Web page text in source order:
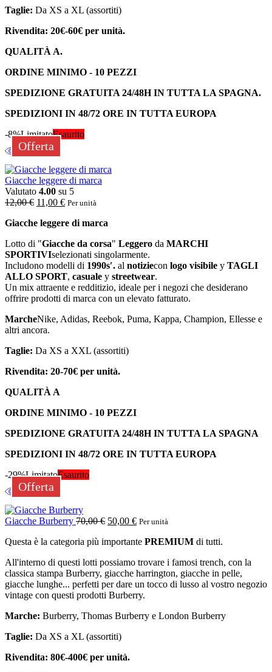
Taglie: Da XS a XL (assortiti)
Rivendita: 20€-60€ per unità.
QUALITÀ A.
ORDINE MINIMO - 10 PEZZI
SPEDIZIONE GRATUITA 24/48H IN TUTTA LA SPAGNA.
SPEDIZIONI IN 48/72 ORE IN TUTTA EUROPA
Offerta
-8%LimitatoEsaurito
Giacche leggere di marca
Valutato 4.00 su 5
12,00€ 11,00 € Per unità
Giacche leggere di marca
Lotto di "Giacche da corsa" Leggero da MARCHI
SPORTIVIselezionati singolarmente.
Includono modelli di 1990s′. al notiziecon logo visibile y TAGLI
ALLO SPORT, casuale y streetwear.
Un mix attraente e redditizio, ideale per i negozi che desiderano
offrire prodotti di marca con un elevato fatturato.
MarcheNike, Adidas, Reebok, Puma, Kappa, Champion, Ellesse e
altri ancora.
Taglie: Da XS a XXL (assortiti)
Rivendita: 20-70€ per unità.
QUALITÀ A
ORDINE MINIMO - 10 PEZZI
SPEDIZIONE GRATUITA 24/48H IN TUTTA LA SPAGNA
SPEDIZIONI IN 48/72 ORE IN TUTTA EUROPA
Offerta
-29%LimitatoEsaurito
Giacche Burberry 70,00€ 50,00 € Per unità
Questa è la categoria più importante PREMIUM di tutti.
All'interno di questi lotti possiamo trovare i famosi trench, con la
classica stampa Burberry, giacche harrington, giacche in pelle,
giacche lunghe... perfetti per dare un tocco di lusso al vostro negozio
vintage con questi prodotti Burberry.
Marche: Burberry, Thomas Burberry e London Burberry
Taglie: Da XS a XL (assortiti)
Rivendita: 80€-400€ per unità.